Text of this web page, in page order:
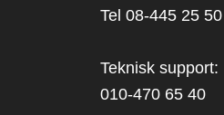
Tel 08-445 25 50
Teknisk support:
010-470 65 40